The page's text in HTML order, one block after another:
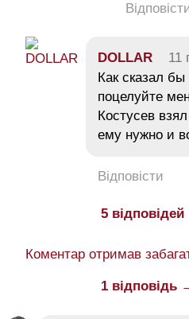
DOLLAR 11
Как сказал
поцелуйте
Костусев
ему нужно и
Відповісти
5
Коментар отримав
1 відповідь